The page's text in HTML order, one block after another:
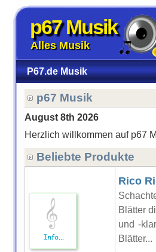
p67 Musik
Alles Musik
P67.de Musik
p67 Musik
August 8th 2026
Herzlich willkommen auf p67
Beliebte Produkte
Rico
Blätter
und -
Blätter...